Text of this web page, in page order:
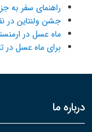
راهنمای سفر به
جشن ولنتاین در
ماه عسل در
برای ماه عسل در
درباره ما